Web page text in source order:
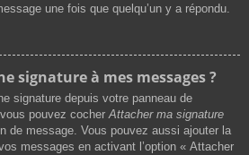
une fois que quelqu’un y a répondu.
signature à mes messages ?
signature depuis votre panneau de
vous pouvez cocherAttacher ma signature
de message. Vous pouvez aussi ajouter la
messages en activant l’option « Attacher